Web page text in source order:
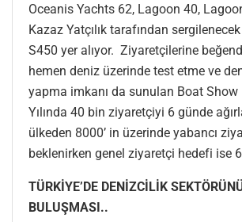
Oceanis Yachts 62, Lagoon 40,
Kazaz Yatçılık tarafından
S450 yer alıyor. Ziyaretçilerine
hemen deniz üzerinde test etme ve
yapma imkanı da sunulan Boat Show
Yılında 40 bin ziyaretçiyi 6 günde
ülkeden 8000’ in üzerinde yabancı
beklenirken genel ziyaretçi hedefi ise
TÜRKİYE’DE DENİZCİLİK
BULUŞMASI..